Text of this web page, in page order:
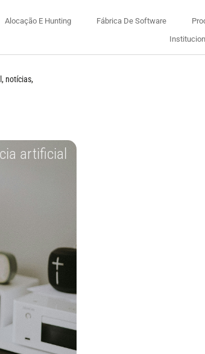
Alocação E Hunting Fábrica De Software
notícias,
artificial